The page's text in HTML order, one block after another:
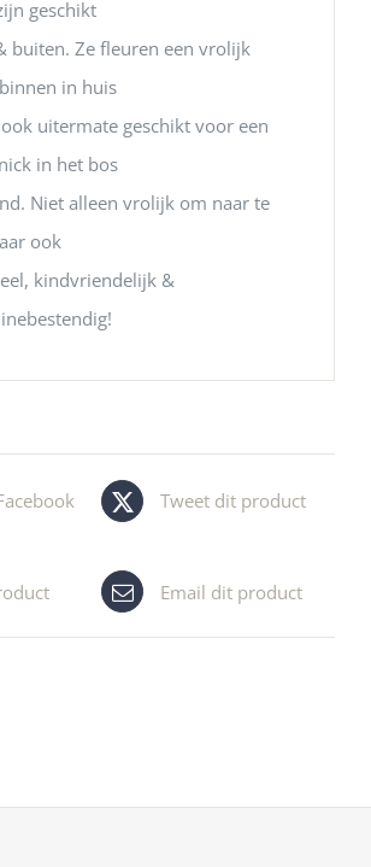
geschikt
buiten. Ze fleuren een vrolijk
in huis
uitermate geschikt voor een
in het bos
Niet alleen vrolijk om naar te
ook
kindvriendelijk &
Tweet dit product
Email dit product